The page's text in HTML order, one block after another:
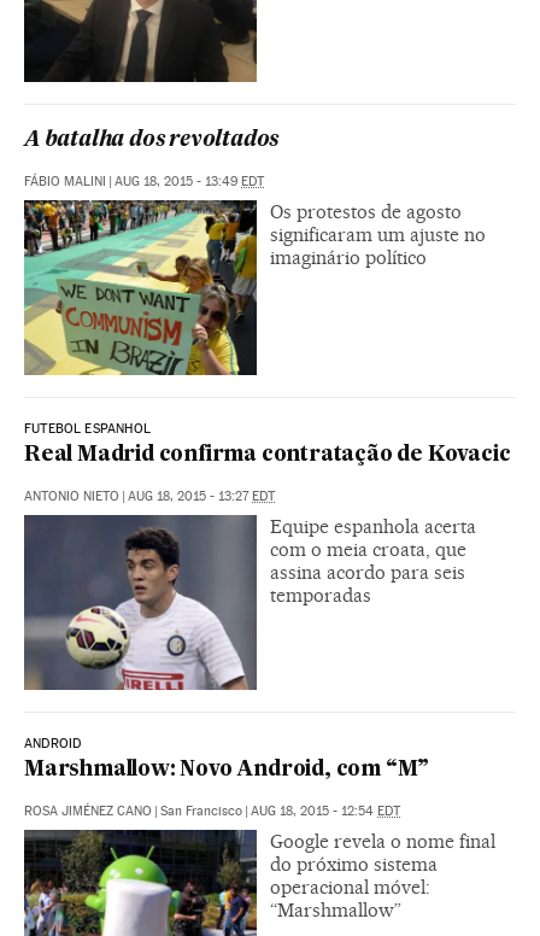
A batalha dos revoltados
FÁBIO MALINI | AUG 18, 2015 - 13:49 EDT
Os protestos de agosto
significaram um ajuste no
imaginário político
FUTEBOL ESPANHOL
Real Madrid confirma contratação de Kovacic
ANTONIO NIETO | AUG 18, 2015 - 13:27EDT
Equipe espanhola acerta
com o meia croata, que
assina acordo para seis
temporadas
ANDROID
Marshmallow: Novo Android, com “M”
ROSA JIMÉNEZ CANO | San Francisco | AUG 18, 2015 - 12:54 EDT
Google revela o nome final
do próximo sistema
operacional móvel:
“Marshmallow”